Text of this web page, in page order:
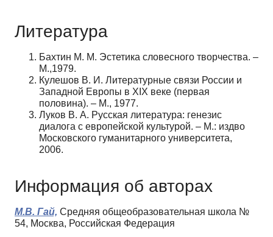
Литература
Бахтин М. М. Эстетика словесного творчества. –
М.,1979.
Кулешов В. И. Литературные связи России и
Западной Европы в XIX веке (первая
половина). – М., 1977.
Луков В. А. Русская литература: генезис
диалога с европейской культурой. – М.: изд­во
Московского гуманитарного университета,
2006.
Информация об авторах
М.В. Гай, Средняя общеобразовательная школа №
54, Москва, Российская Федерация